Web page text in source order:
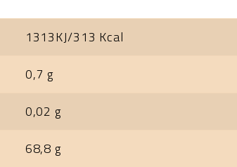
1313KJ/313 Kcal
0,7 g
0,02 g
68,8 g